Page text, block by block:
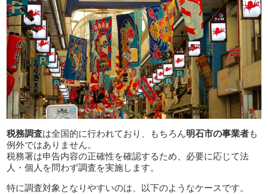
明石市での税務調査の実態とは
税務調査は全国的に行われており、もちろん明石市の事業者も
例外ではありません。
税務署は申告内容の正確性を確認するため、必要に応じて法
人・個人を問わず調査を実施します。
特に調査対象となりやすいのは、以下のようなケースです。